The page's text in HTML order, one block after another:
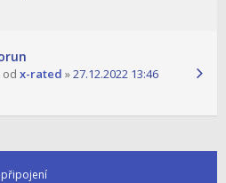
x-rated »27.12.2022 13:46
připojení